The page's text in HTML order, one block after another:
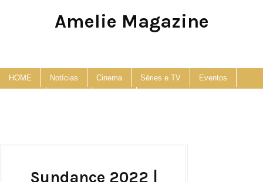
Amelie Magazine
HOME Notícias Cinema Séries e TV Eventos
Sundance 2022 |